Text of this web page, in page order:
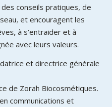
conseils pratiques, de
et encouragent les
à s’entraider et à
avec leurs valeurs.
et directrice générale
de Zorah Biocosmétiques.
communications et